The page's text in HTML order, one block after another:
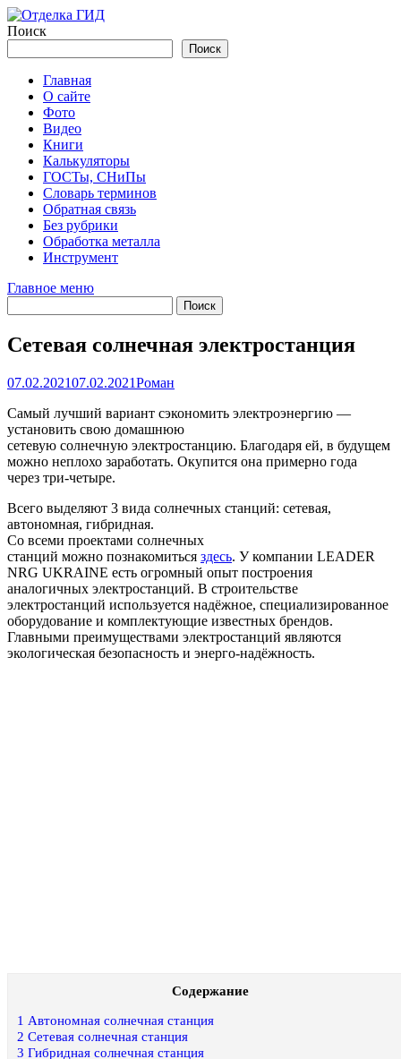
Перейти
к
Поиск
Поиск
Главная
О сайте
Фото
Видео
Книги
Калькуляторы
ГОСТы, СНиПы
Словарь терминов
Обратная связь
Без рубрики
Обработка металла
Инструмент
Главное меню
Сетевая солнечная электростанция
07.02.202107.02.2021Роман
Самый лучший вариант сэкономить электроэнергию —
установить свою домашнюю
сетевую солнечную электростанцию. Благодаря ей, в будущем
можно неплохо заработать. Окупится она примерно года
через три-четыре.
Всего выделяют 3 вида солнечных станций: сетевая,
автономная, гибридная.
Со всеми проектами солнечных
станций можно познакомиться здесь. У компании LEADER
NRG UKRAINE есть огромный опыт построения
аналогичных электростанций. В строительстве
электростанций используется надёжное, специализированное
оборудование и комплектующие известных брендов.
Главными преимуществами электростанций являются
экологическая безопасность и энерго-надёжность.
Содержание
1 Автономная солнечная станция
2 Сетевая солнечная станция
3 Гибридная солнечная станция